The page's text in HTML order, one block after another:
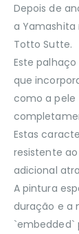
Depois de
a Yamashita
Totto Sutte.
Este
que
como a pele
Estas
resistente
adicional
A pintura
duração e a
`embedded`